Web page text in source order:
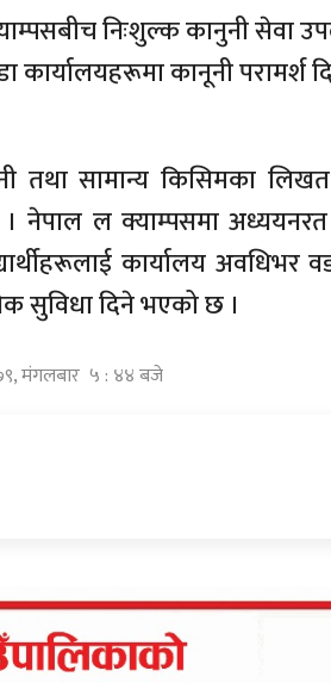
निःशुल्क कानुनी सेवा
कानूनी परामर्श
तथा सामान्य किसिमका
। नेपाल ल क्याम्पसमा
कार्यालय अवधिभर
सुविधा दिने भएको छ ।
मंगलबार ५ : ४४ बजे